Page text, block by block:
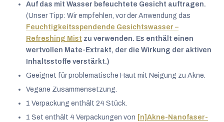
Auf das mit Wasser befeuchtete Gesicht auftragen.
(Unser Tipp: Wir empfehlen, vor der Anwendung das
Feuchtigkeitsspendende Gesichtswasser –
Refreshing Mist zu verwenden. Es enthält einen
wertvollen Mate-Extrakt, der die Wirkung der aktiven
Inhaltsstoffe verstärkt.)
Geeignet für problematische Haut mit Neigung zu Akne.
Vegane Zusammensetzung.
1 Verpackung enthält 24 Stück.
1 Set enthält 4 Verpackungen von [n]Akne-Nanofaser-